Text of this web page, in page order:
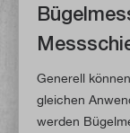
Generell
gleichen
werden